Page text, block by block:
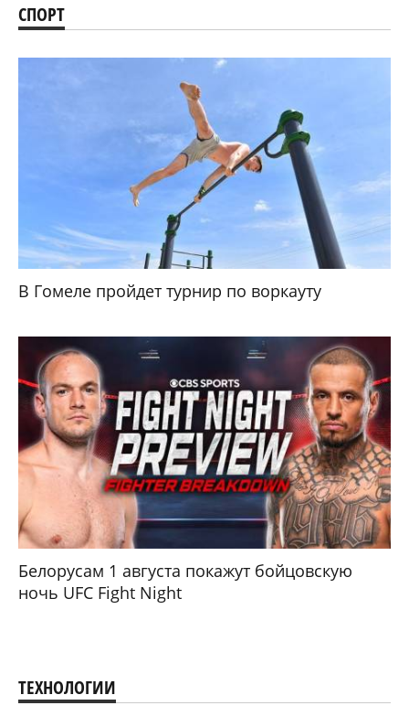
СПОРТ
В Гомеле пройдет турнир по воркауту
Белорусам 1 августа покажут бойцовскую
ночь UFC Fight Night
ТЕХНОЛОГИИ